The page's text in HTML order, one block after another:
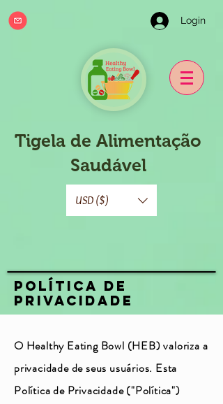
Login
Tigela de Alimentação
Saudável
USD ($)
Política de
Privacidade
O Healthy Eating Bowl (HEB) valoriza a
privacidade de seus usuários. Esta
Política de Privacidade ("Política")